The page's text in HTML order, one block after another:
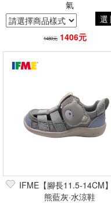
氣
選
1480元 1406元
IFME【腳長11.5-14CM
熊藍灰·水涼鞋